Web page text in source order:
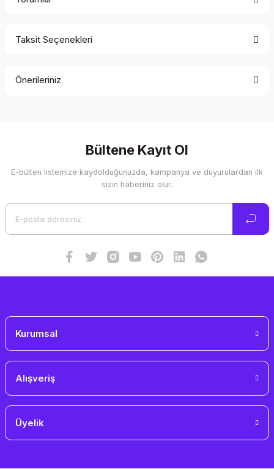
Taksit Seçenekleri
Önerileriniz
Görüş ve önerileriniz için teşekkür ederiz.
Ürün resmi kalitesiz, bozuk veya görüntülenemiyor.
Bültene Kayıt Ol
E-bülten listemize kaydolduğunuzda, kampanya ve duyurulardan ilk
sizin haberiniz olur.
Kurumsal
Alışveriş
Üyelik